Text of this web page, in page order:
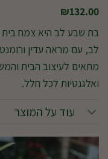
₪132.00
בת שבע לב היא צמח בית
לב, עם מראה עדין
מתאים לעיצוב הבית
ואלגנטיות לכל חלל.
עוד על המוצר